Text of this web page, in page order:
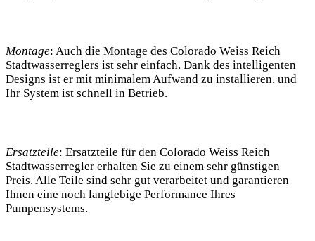
Montage: Auch die Montage des Colorado Weiss Reich
Stadtwasserreglers ist sehr einfach. Dank des intelligenten
Designs ist er mit minimalem Aufwand zu installieren, und
Ihr System ist schnell in Betrieb.
Ersatzteile: Ersatzteile für den Colorado Weiss Reich
Stadtwasserregler erhalten Sie zu einem sehr günstigen
Preis. Alle Teile sind sehr gut verarbeitet und garantieren
Ihnen eine noch langlebige Performance Ihres
Pumpensystems.